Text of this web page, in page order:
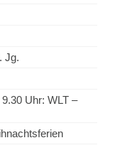
Jg.
Uhr: WLT –